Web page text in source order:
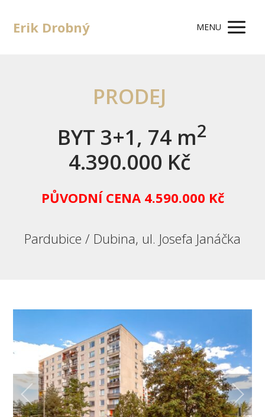
Erik Drobný MENU
PRODEJ
BYT 3+1, 74 m2
4.390.000 Kč
PŮVODNÍ CENA 4.590.000 Kč
Pardubice / Dubina, ul. Josefa Janáčka